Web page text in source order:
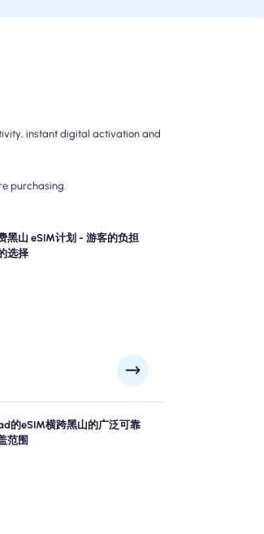
instant digital activation and
purchasing.
黑山 eSIM计划 - 游客的负担
选择
eSIM计划，以无忧的4G/5G连
行后的计费惊喜，并保持对数
的eSIM横跨黑山的广泛可靠
范围
满信心地探索黑山，从科托尔,
景景点等主要城市提供可靠的
冒险将您带到哪里，请保持联